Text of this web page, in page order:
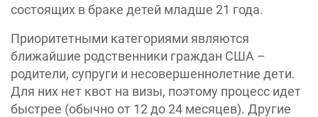
состоящих в браке детей младше 21 года.
Приоритетными категориями являются
ближайшие родственники граждан США –
родители, супруги и несовершеннолетние дети.
Для них нет квот на визы, поэтому процесс идет
быстрее (обычно от 12 до 24 месяцев). Другие